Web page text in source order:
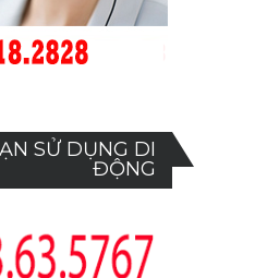
SỬ DỤNG DI
ĐỘNG